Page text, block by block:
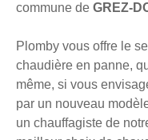
commune de GREZ-
Plomby vous offre le
chaudière en panne,
même, si vous
par un nouveau
un chauffagiste de